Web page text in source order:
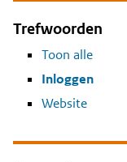
Trefwoorden
Toon alle
Inloggen
Website